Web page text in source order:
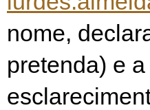
nome,
pretenda) e